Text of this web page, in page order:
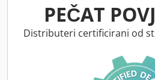
PEČAT
Distributeri certificirani od